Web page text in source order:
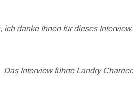
ich danke Ihnen für dieses Interview.
Das Interview führte Landry Charrier.